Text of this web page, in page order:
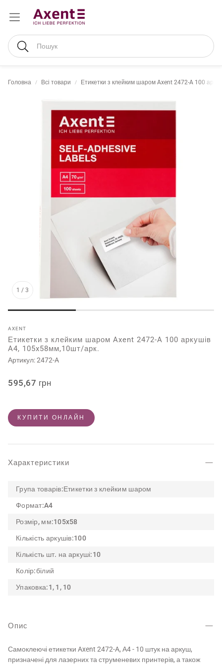
Пошук
Головна Всі товари Етикетки з клейким шаром Axent 2472-A 100
1 / 3
AXENT
Етикетки з клейким шаром Axent 2472-A 100 аркушів
A4, 105x58мм,10шт/арк.
Артикул:2472-A
Звичайна
595,67 грн
КУПИТИ ОНЛАЙН
Характеристики
Група товарів:Етикетки з клейким шаром
Формат:A4
Розмір, мм:105x58
Кількість аркушів:100
Кількість шт. на аркуші:10
Колір:білий
Упаковка:1, 1, 10
Опис
Самоклеючі етикетки Axent 2472-A, А4 - 10 штук на аркуш,
призначені для лазерних та струменевих принтерів, а також